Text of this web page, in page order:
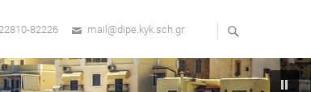
82226 mail@dipe.kyk.sch.gr